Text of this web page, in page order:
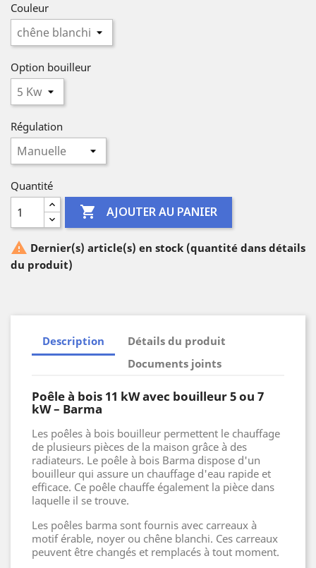
Couleur
Option bouilleur
Régulation
Quantité
 AJOUTER AU PANIER
 Dernier(s) article(s) en stock (quantité dans détails
du produit)
Description
Détails du produit
Documents joints
Poêle à bois 11 kW avec bouilleur 5 ou 7
kW – Barma
Les poêles à bois bouilleur permettent le chauffage
de plusieurs pièces de la maison grâce à des
radiateurs. Le poêle à bois Barma dispose d'un
bouilleur qui assure un chauffage d'eau rapide et
efficace. Ce poêle chauffe également la pièce dans
laquelle il se trouve.
Les poêles barma sont fournis avec carreaux à
motif érable, noyer ou chêne blanchi. Ces carreaux
peuvent être changés et remplacés à tout moment.